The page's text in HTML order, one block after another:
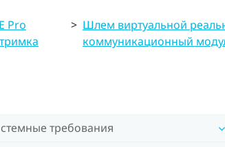
Pro
> Шлем виртуальной
коммуникационный
требования